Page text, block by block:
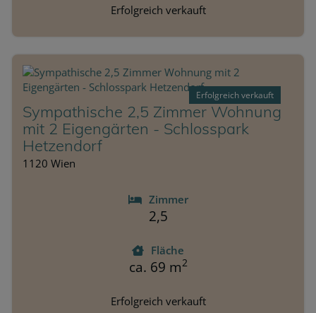
Erfolgreich verkauft
Erfolgreich verkauft
Sympathische 2,5 Zimmer Wohnung
mit 2 Eigengärten - Schlosspark
Hetzendorf
1120 Wien
Zimmer
2,5
Fläche
ca. 69 m2
Erfolgreich verkauft